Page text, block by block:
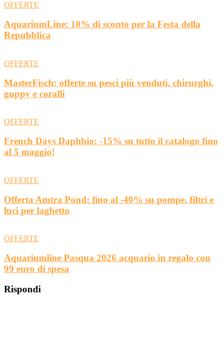
OFFERTE
AquariumLine: 10% di sconto per la Festa della
Repubblica
OFFERTE
MasterFisch: offerte su pesci più venduti, chirurghi,
guppy e coralli
OFFERTE
French Days Daphbio: -15% su tutto il catalogo fino
al 5 maggio!
OFFERTE
Offerta Amtra Pond: fino al -40% su pompe, filtri e
luci per laghetto
OFFERTE
Aquariumline Pasqua 2026 acquario in regalo con
99 euro di spesa
Rispondi